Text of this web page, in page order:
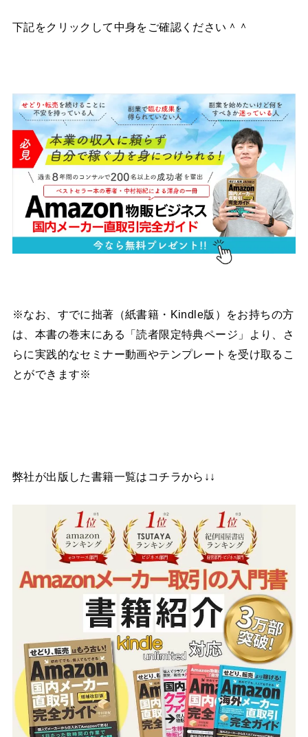
下記をクリックして中身をご確認ください＾＾
※なお、すでに拙著（紙書籍・Kindle版）をお持ちの方
は、本書の巻末にある「読者限定特典ページ」より、さ
らに実践的なセミナー動画やテンプレートを受け取るこ
とができます※
弊社が出版した書籍一覧はコチラから↓↓